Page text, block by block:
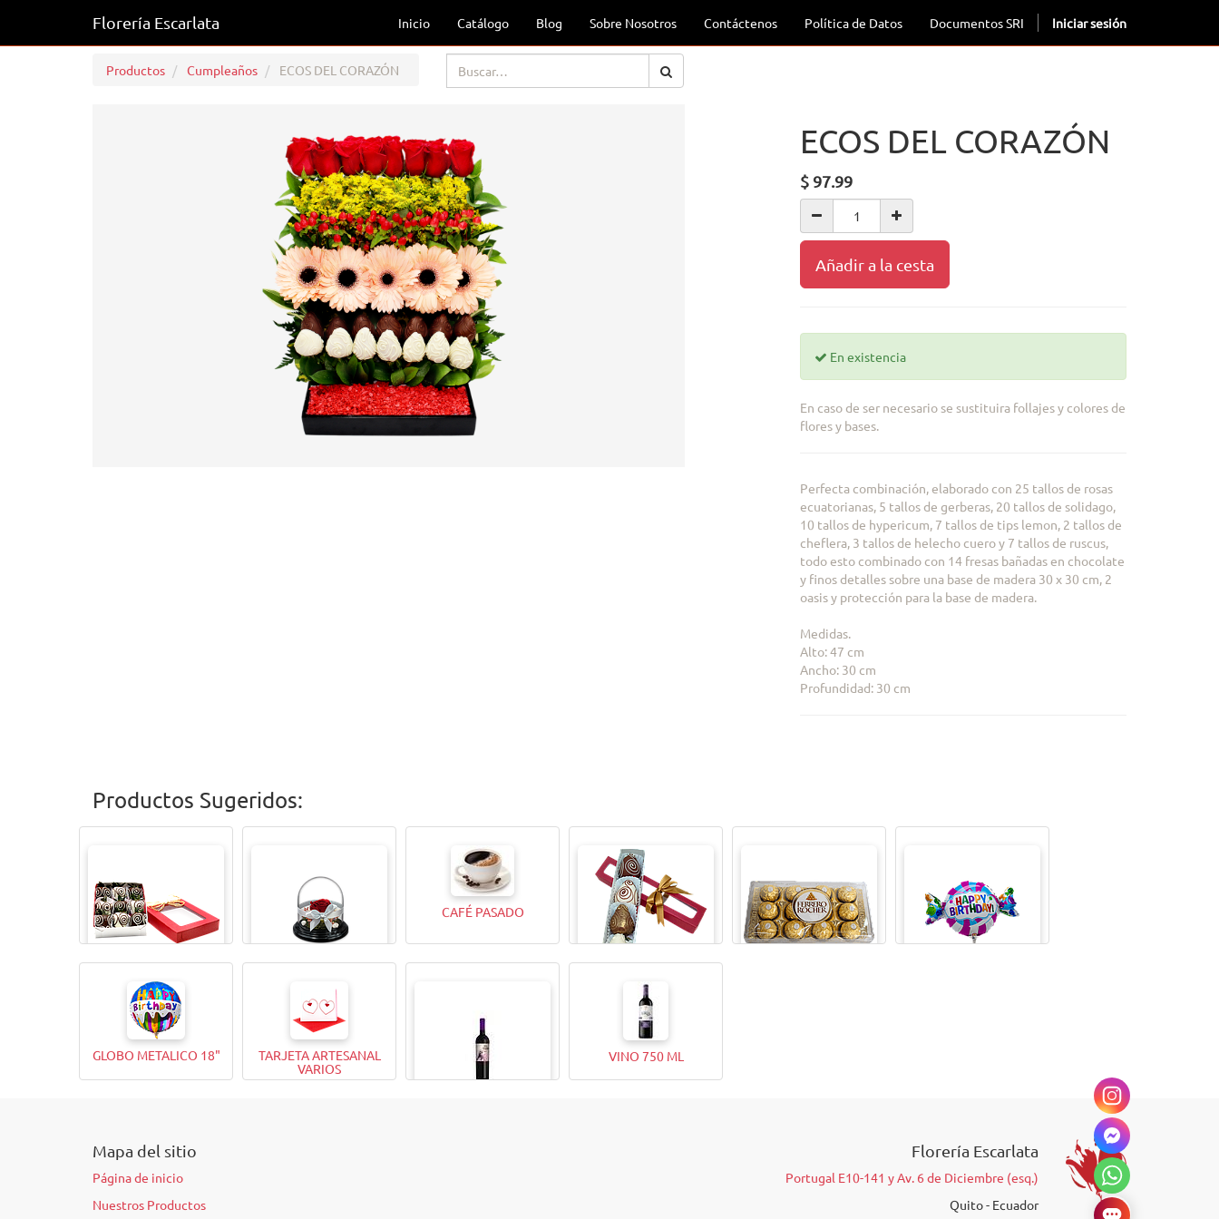
Florería Escarlata Inicio Catálogo Blog Sobre Nosotros Contáctenos Política de Datos Documentos SRI Iniciar sesión
Productos Cumpleaños ECOS DEL CORAZÓN
ECOS DEL CORAZÓN
$ 97.99
Añadir a la cesta
En existencia
En caso de ser necesario se sustituira follajes y colores de
flores y bases.
Perfecta combinación, elaborado con 25 tallos de rosas
ecuatorianas, 5 tallos de gerberas, 20 tallos de solidago,
10 tallos de hypericum, 7 tallos de tips lemon, 2 tallos de
cheflera, 3 tallos de helecho cuero y 7 tallos de ruscus,
todo esto combinado con 14 fresas bañadas en chocolate
y finos detalles sobre una base de madera 30 x 30 cm, 2
oasis y protección para la base de madera.
Medidas.
Alto: 47 cm
Ancho: 30 cm
Profundidad: 30 cm
Productos Sugeridos:
CAJITA MAGICAX9 TODA UNA VIDA ROSA
CAFÉ PASADO
CAJITA MAGICA X4
GLOBO METALICO 18"
TARJETA ARTESANAL
VARIOS
VINO 750 ML
Mapa del sitio
Página de inicio
Nuestros Productos
Florería Escarlata
Portugal E10-141 y Av. 6 de Diciembre (esq.)
Quito - Ecuador